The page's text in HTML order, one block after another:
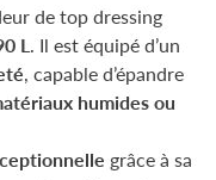
de top dressing
L. Il est équipé d’un
, capable d’épandre
humides ou
grâce à sa